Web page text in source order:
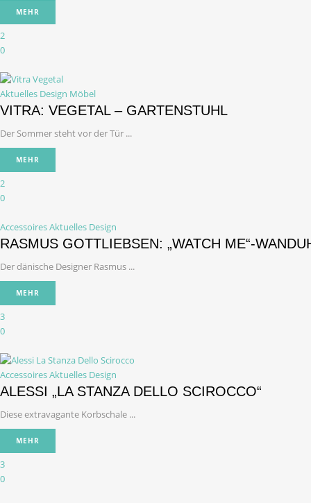
MEHR
2
0
Aktuelles Design Möbel
VITRA: VEGETAL – GARTENSTUHL
Der Sommer steht vor der Tür ...
MEHR
2
0
AccessoiresAktuelles Design
RASMUS GOTTLIEBSEN: „WATCH ME“-
Der dänische Designer Rasmus ...
MEHR
3
0
AccessoiresAktuelles Design
ALESSI „LA STANZA DELLO SCIROCCO“
Diese extravagante Korbschale ...
MEHR
3
0